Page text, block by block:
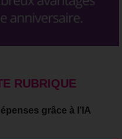
RUBRIQUE
grâce à l’IA